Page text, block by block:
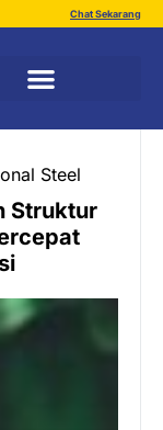
Chat Sekarang
Steel
Struktur